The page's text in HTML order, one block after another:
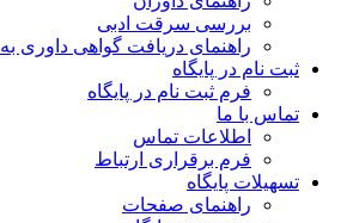
بررسی سرقت ادبی
راهنمای دریافت گواهی داوری به
ثبت نام در پایگاه
فرم ثبت نام در پایگاه
تماس با ما
اطلاعات تماس
فرم برقراری ارتباط
تسهیلات پایگاه
راهنمای صفحات